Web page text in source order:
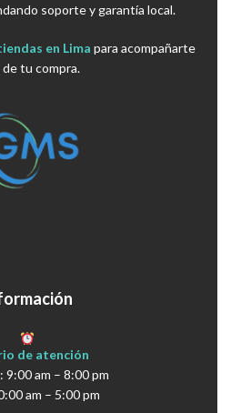
soporte y garantía local.
en Lima para acompañarte
tu compra.
de atención
9:00 am – 8:00 pm
am – 5:00 pm